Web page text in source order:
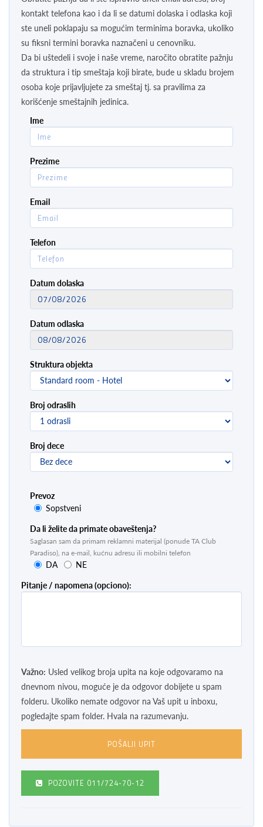
kontakt telefona kao i da li se datumi dolaska i odlaska koji
ste uneli poklapaju sa mogućim terminima boravka, ukoliko
su fiksni termini boravka naznačeni u cenovniku.
Da bi uštedeli i svoje i naše vreme, naročito obratite pažnju
da struktura i tip smeštaja koji birate, bude u skladu brojem
osoba koje prijavljujete za smeštaj tj. sa pravilima za
korišćenje smeštajnih jedinica.
Ime
Prezime
Email
Telefon
Datum dolaska
Datum odlaska
Struktura objekta
Broj odraslih
Broj dece
Prevoz
Sopstveni
Da li želite da primate obaveštenja?
Saglasan sam da primam reklamni materijal (ponude TA Club
Paradiso), na e-mail, kućnu adresu ili mobilni telefon
DA NE
Pitanje / napomena (opciono):
Važno: Usled velikog broja upita na koje odgovaramo na
dnevnom nivou, moguće je da odgovor dobijete u spam
folderu. Ukoliko nemate odgovor na Vaš upit u inboxu,
pogledajte spam folder. Hvala na razumevanju.
POZOVITE 011/724-70-12